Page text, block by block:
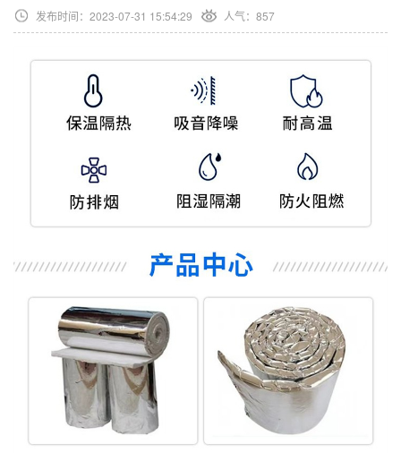
发布时间：2023-07-31 15:54:29 人气： 857